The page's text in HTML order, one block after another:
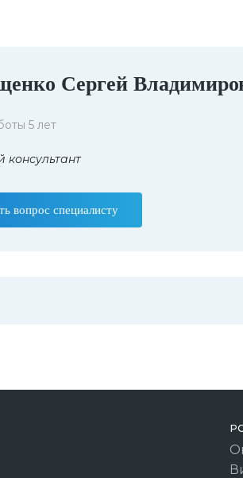
Сергей
5 лет
консультант
вопрос специалисту